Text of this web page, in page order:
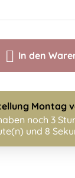
In den
Montag
noch 3
und 8